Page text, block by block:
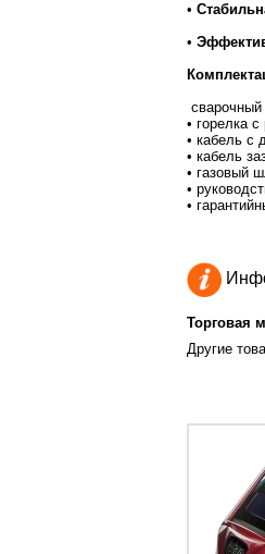
•
•
сварочный
• горелка
• кабель с
• кабель
• газовый
•
•
Торговая
Другие